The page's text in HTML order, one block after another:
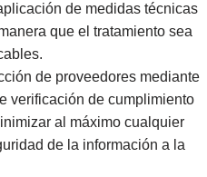
de medidas técnicas
que el tratamiento sea
de proveedores mediante
verificación de cumplimiento
al máximo cualquier
de la información a la